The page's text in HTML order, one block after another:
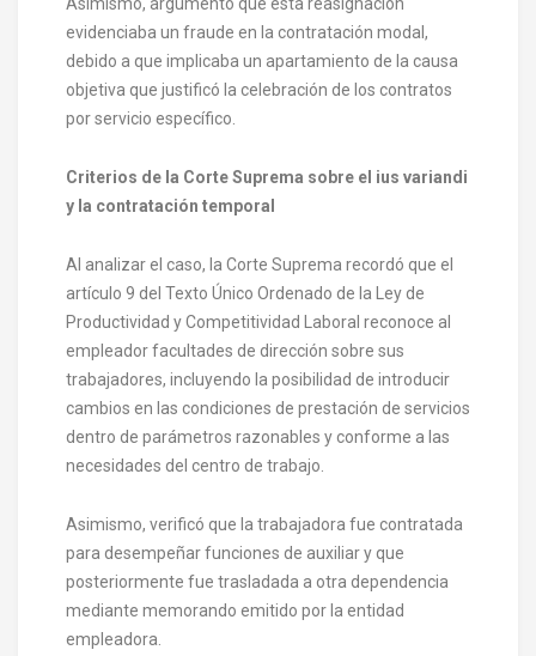
evidenciaba un fraude en la contratación modal,
debido a que implicaba un apartamiento de la causa
objetiva que justificó la celebración de los contratos
por servicio específico.
Criterios de la Corte Suprema sobre el ius variandi
y la contratación temporal
Al analizar el caso, la Corte Suprema recordó que el
artículo 9 del Texto Único Ordenado de la Ley de
Productividad y Competitividad Laboral reconoce al
empleador facultades de dirección sobre sus
trabajadores, incluyendo la posibilidad de introducir
cambios en las condiciones de prestación de servicios
dentro de parámetros razonables y conforme a las
necesidades del centro de trabajo.
Asimismo, verificó que la trabajadora fue contratada
para desempeñar funciones de auxiliar y que
posteriormente fue trasladada a otra dependencia
mediante memorando emitido por la entidad
empleadora.